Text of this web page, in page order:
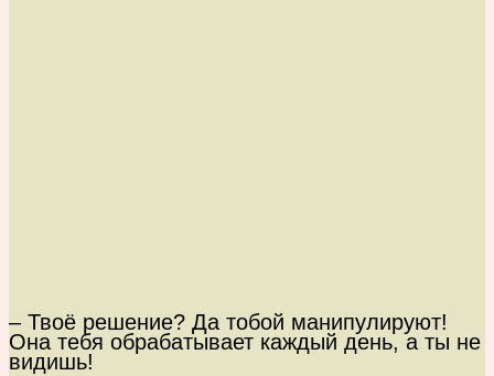
– Твоё решение? Да тобой манипулируют!
Она тебя обрабатывает каждый день, а ты не
видишь!